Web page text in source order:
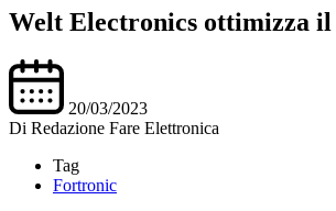
Welt Electronics ottimizza
20/03/2023
Di Redazione Fare Elettronica
Tag
Fortronic